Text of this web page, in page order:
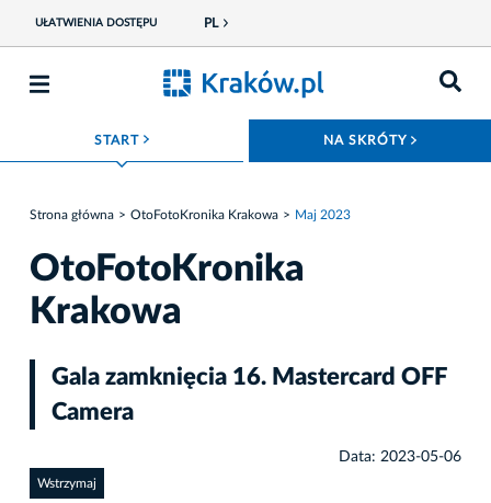
UŁATWIENIA DOSTĘPU PL
START ROZWIŃ MENU NA SKRÓTY
Strona główna OtoFotoKronika Krakowa Maj 2023
OtoFotoKronika
Krakowa
Gala zamknięcia 16. Mastercard OFF
Camera
Data: 2023-05-06
Wstrzymaj